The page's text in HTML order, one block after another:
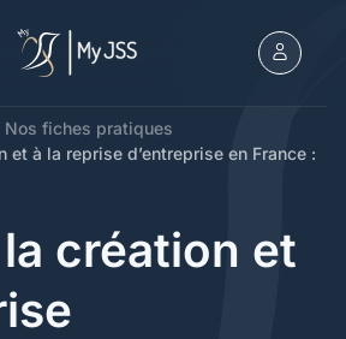
Nos fiches pratiques
et à la reprise d’entreprise en France :
création et